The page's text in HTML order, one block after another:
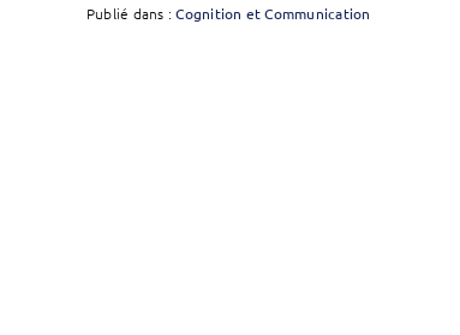
Publié dans :Cognition et Communication